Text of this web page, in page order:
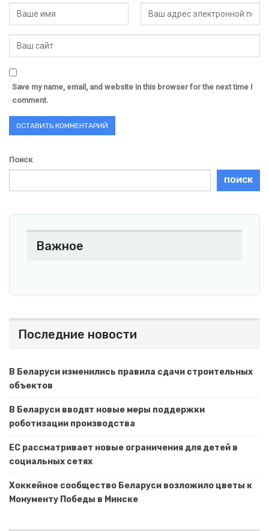
Save my name, email, and website in this browser for the next time I
comment.
Поиск
ПОИСК
Важное
Последние новости
В Беларуси изменились правила сдачи строительных
объектов
В Беларуси вводят новые меры поддержки
роботизации производства
ЕС рассматривает новые ограничения для детей в
социальных сетях
Хоккейное сообщество Беларуси возложило цветы к
Монументу Победы в Минске